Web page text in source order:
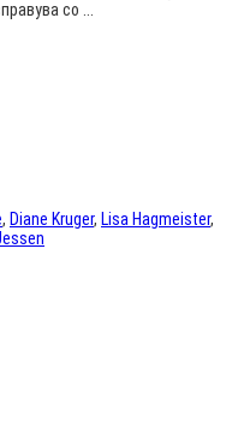
со ...
, Diane Kruger, Lisa Hagmeister,